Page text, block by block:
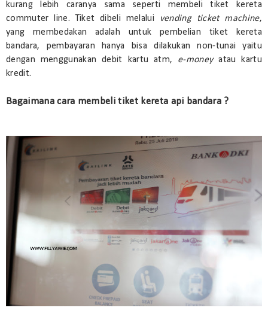
kurang lebih caranya sama seperti membeli tiket kereta
commuter line. Tiket dibeli melalui
vending ticket machine,
yang membedakan adalah untuk pembelian tiket kereta
bandara, pembayaran hanya bisa dilakukan non-tunai yaitu
dengan menggunakan debit kartu atm, e-moneyatau kartu
kredit.
Bagaimana cara membeli tiket kereta api bandara ?